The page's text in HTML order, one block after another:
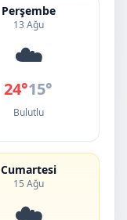
Perşembe
13 Ağu
☁️
24°15°
Bulutlu
Cumartesi
15 Ağu